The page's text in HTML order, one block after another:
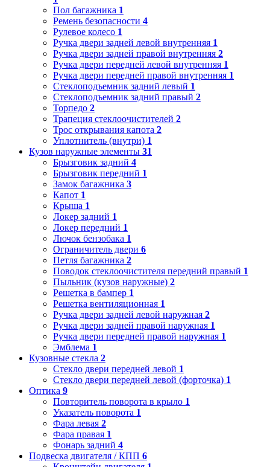
Пол багажника 1
Ремень безопасности 4
Рулевое колесо 1
Ручка двери задней левой внутренняя 1
Ручка двери задней правой внутренняя 2
Ручка двери передней левой внутренняя 1
Ручка двери передней правой внутренняя 1
Стеклоподъемник задний левый 1
Стеклоподъемник задний правый 2
Торпедо 2
Трапеция стеклоочистителей 2
Трос открывания капота 2
Уплотнитель (внутри) 1
Кузов наружные элементы 31
Брызговик задний 4
Брызговик передний 1
Замок багажника 3
Капот 1
Крыша 1
Локер задний 1
Локер передний 1
Лючок бензобака 1
Ограничитель двери 6
Петля багажника 2
Поводок стеклоочистителя передний правый 1
Пыльник (кузов наружные) 2
Решетка в бампер 1
Решетка вентиляционная 1
Ручка двери задней левой наружная 2
Ручка двери задней правой наружная 1
Ручка двери передней правой наружная 1
Эмблема 1
Кузовные стекла 2
Стекло двери передней левой 1
Стекло двери передней левой (форточка) 1
Оптика 9
Повторитель поворота в крыло 1
Указатель поворота 1
Фара левая 2
Фара правая 1
Фонарь задний 4
Подвеска двигателя / КПП 6